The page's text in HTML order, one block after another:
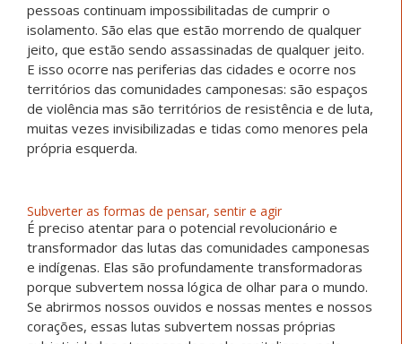
pessoas continuam impossibilitadas de cumprir o
isolamento. São elas que estão morrendo de qualquer
jeito, que estão sendo assassinadas de qualquer jeito.
E isso ocorre nas periferias das cidades e ocorre nos
territórios das comunidades camponesas: são espaços
de violência mas são territórios de resistência e de luta,
muitas vezes invisibilizadas e tidas como menores pela
própria esquerda.
Subverter as formas de pensar, sentir e agir
É preciso atentar para o potencial revolucionário e
transformador das lutas das comunidades camponesas
e indígenas. Elas são profundamente transformadoras
porque subvertem nossa lógica de olhar para o mundo.
Se abrirmos nossos ouvidos e nossas mentes e nossos
corações, essas lutas subvertem nossas próprias